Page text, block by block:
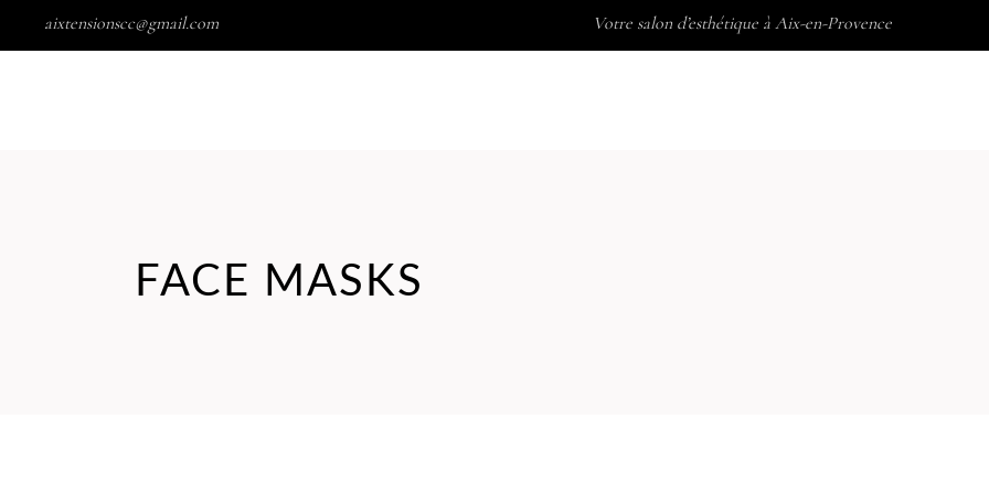
aixtensionscc@gmail.com Votre salon d’esthétique à Aix-en-Provence
FACE MASKS